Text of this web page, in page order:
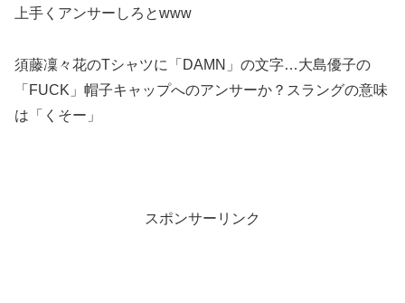
上手くアンサーしろとwww
須藤凜々花のTシャツに「DAMN」の文字…大島優子の
「FUCK」帽子キャップへのアンサーか？スラングの意味
は「くそー」
スポンサーリンク